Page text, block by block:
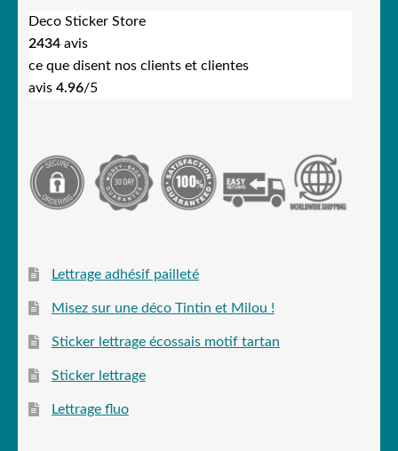
Deco Sticker Store
2434 avis
ce que disent nos clients et clientes
avis 4.96/5
Lettrage adhésif pailleté
Misez sur une déco Tintin et Milou !
Sticker lettrage écossais motif tartan
Sticker lettrage
Lettrage fluo